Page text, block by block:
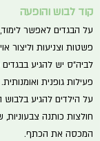
קוד לבוש והופעה
על הבגדים לאפשר
פשטות וצניעות וליצור
לביה"ס יש להגיע
פעילות גופנית ואומנותית.
על הילדים להגיע
חולצות כותנה
המכסה את הכתף.